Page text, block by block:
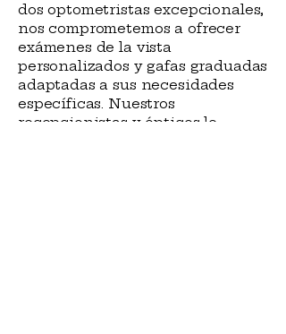
dos optometristas excepcionales,
nos comprometemos a ofrecer
exámenes de la vista
personalizados y gafas graduadas
adaptadas a sus necesidades
específicas. Nuestros
recepcionistas y ópticos le